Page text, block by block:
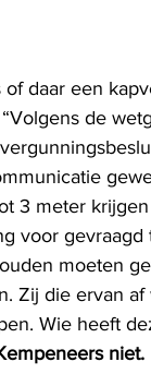
daar een
de
3 meter
voor gevraagd
moeten
Zij die ervan
Wie heeft
niet.